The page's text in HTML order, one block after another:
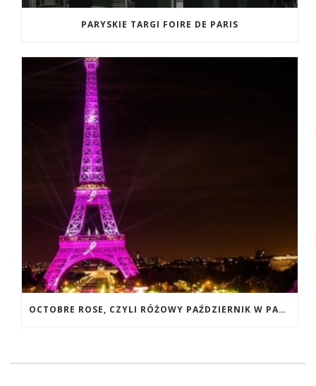
PARYSKIE TARGI FOIRE DE PARIS
OCTOBRE ROSE, CZYLI RÓŻOWY PAŹDZIERNIK W PARYŻU